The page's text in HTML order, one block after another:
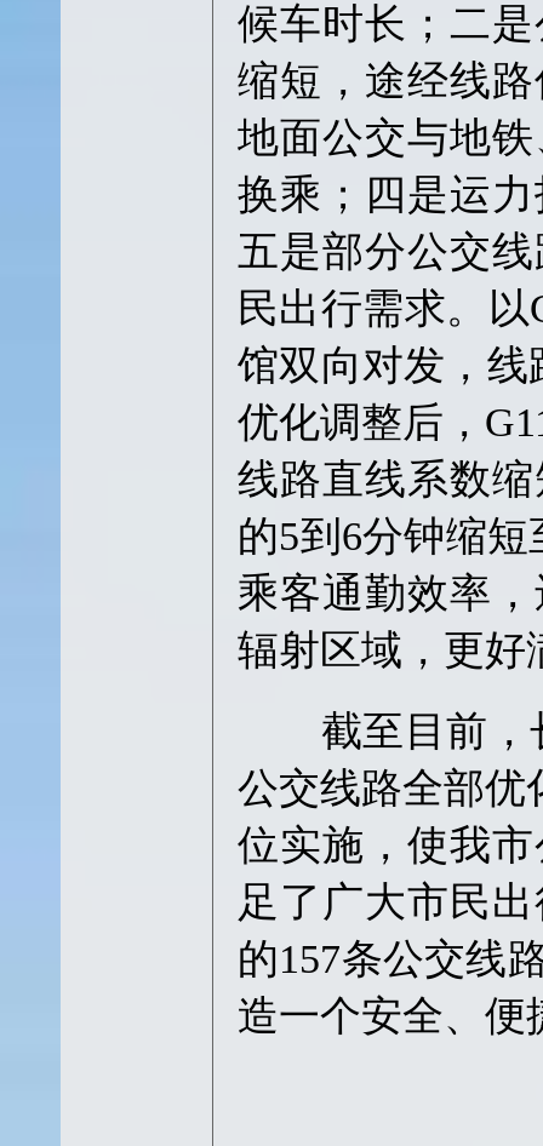
候车时长；二
缩短，途经线
地面公交与地
换乘；四是运
五是部分公交
民出行需求。
馆双向对发，线
优化调整后，
线路直线系数
的5到6分钟缩
乘客通勤效率
辐射区域，更好
截至目前，长
公交线路全部优
位实施，使我
足了广大市民
的157条公交线
造一个安全、便